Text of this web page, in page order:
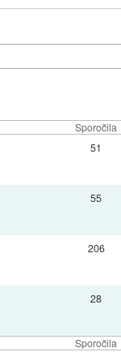
Sporočila
Sporočila
51
55
206
28